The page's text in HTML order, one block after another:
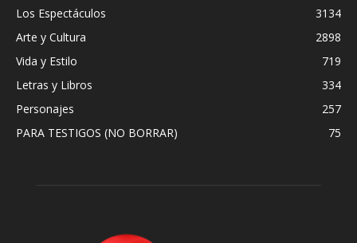
Los Espectáculos
3134
Arte y Cultura
2898
Vida y Estilo
719
Letras y Libros
334
Personajes
257
PARA TESTIGOS (NO BORRAR)
75